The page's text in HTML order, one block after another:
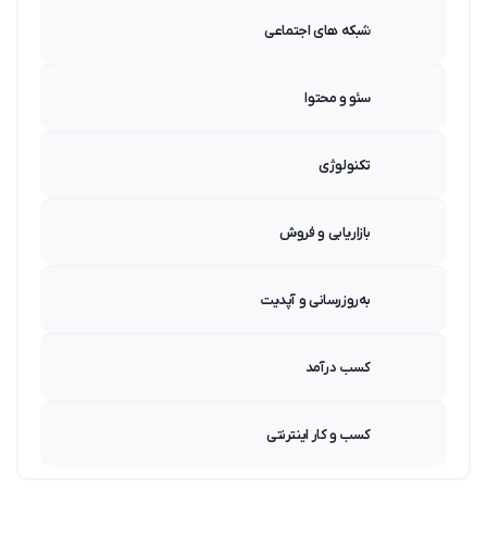
شبکه های اجتماعی
سئو و محتوا
تکنولوژی
بازاریابی و فروش
به‌روزرسانی و آپدیت
کسب درآمد
کسب و کار اینترنتی